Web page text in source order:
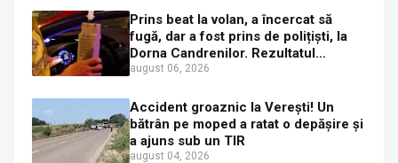
Prins beat la volan, a încercat să
fugă, dar a fost prins de polițiști, la
Dorna Candrenilor. Rezultatul
etilotestului: 1,59 mg/l alcool pur în
august 06, 2026
Accident groaznic la Verești! Un
bătrân pe moped a ratat o depășire și
a ajuns sub un TIR
august 04, 2026